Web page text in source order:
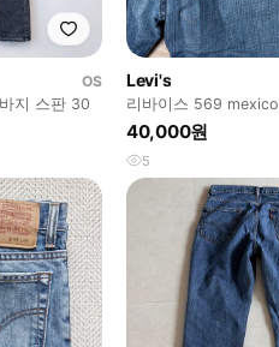
OS
지 스판 30
Levi's
리바이스 569 mexico
40,000원
5